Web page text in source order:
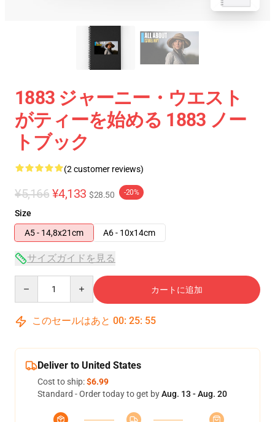
1883 ジャーニー・ウエスト
がティーを始める 1883 ノー
トブック
(2 customer reviews)
¥5,166 ¥4,133 $28.50 -20%
Size
A5 - 14,8x21cm
A6 - 10x14cm
サイズガイドを見る
カートに追加
このセールはあと 00: 25: 55
Deliver to United States
Cost to ship:$6.99
Standard - Order today to get byAug. 13 - Aug. 20